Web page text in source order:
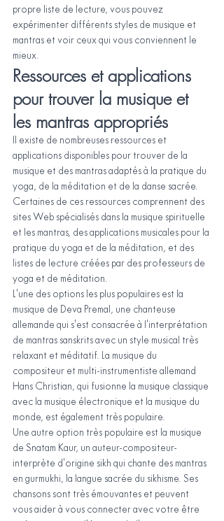
propre liste de lecture, vous pouvez
expérimenter différents styles de musique et
mantras et voir ceux qui vous conviennent le
mieux.
Ressources et applications
pour trouver la musique et
les mantras appropriés
Il existe de nombreuses ressources et
applications disponibles pour trouver de la
musique et des mantras adaptés à la pratique du
yoga, de la méditation et de la danse sacrée.
Certaines de ces ressources comprennent des
sites Web spécialisés dans la musique spirituelle
et les mantras, des applications musicales pour la
pratique du yoga et de la méditation, et des
listes de lecture créées par des professeurs de
yoga et de méditation.
L'une des options les plus populaires est la
musique de Deva Premal, une chanteuse
allemande qui s'est consacrée à l'interprétation
de mantras sanskrits avec un style musical très
relaxant et méditatif. La musique du
compositeur et multi-instrumentiste allemand
Hans Christian, qui fusionne la musique classique
avec la musique électronique et la musique du
monde, est également très populaire.
Une autre option très populaire est la musique
de Snatam Kaur, un auteur-compositeur-
interprète d'origine sikh qui chante des mantras
en gurmukhi, la langue sacrée du sikhisme. Ses
chansons sont très émouvantes et peuvent
vous aider à vous connecter avec votre être